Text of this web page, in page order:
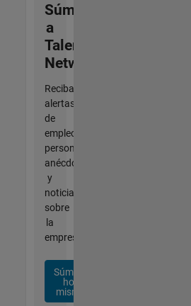
Súmese
a
Talent
Network
Reciba
alertas
de
empleo
personalizadas,
anécdotas
y
noticias
sobre
la
empresa.
Súmese
hoy
mismo